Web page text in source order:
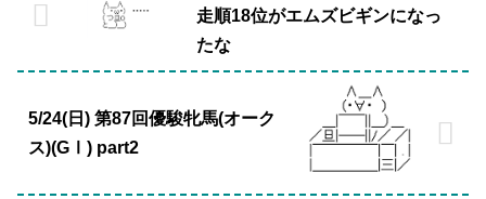
走順18位がエムズビギンになっ
たな
5/24(日) 第87回優駿牝馬(オーク
ス)(GⅠ) part2